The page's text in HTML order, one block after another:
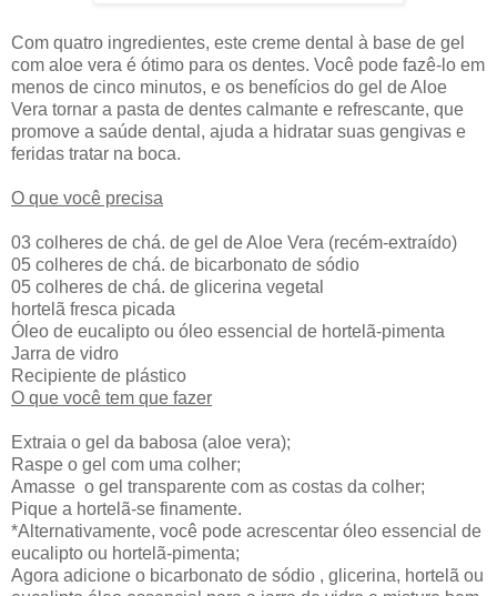
Com quatro ingredientes, este creme dental à base de gel
com aloe vera é ótimo para os dentes. Você pode fazê-lo em
menos de cinco minutos, e os benefícios do gel de Aloe
Vera tornar a pasta de dentes calmante e refrescante, que
promove a saúde dental, ajuda a hidratar suas gengivas e
feridas tratar na boca.
O que você precisa
03 colheres de chá. de gel de Aloe Vera (recém-extraído)
05 colheres de chá. de bicarbonato de sódio
05 colheres de chá. de glicerina vegetal
hortelã fresca picada
Óleo de eucalipto ou óleo essencial de hortelã-pimenta
Jarra de vidro
Recipiente de plástico
O que você tem que fazer
Extraia o gel da babosa (aloe vera);
Raspe o gel com uma colher;
Amasse o gel transparente com as costas da colher;
Pique a hortelã-se finamente.
*Alternativamente, você pode acrescentar óleo essencial de
eucalipto ou hortelã-pimenta;
Agora adicione o bicarbonato de sódio , glicerina, hortelã ou